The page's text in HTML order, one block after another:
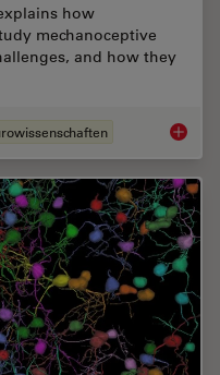
how
mechanoceptive
and how they
How